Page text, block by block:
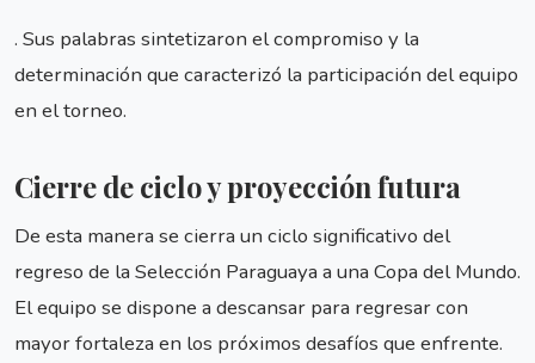
. Sus palabras sintetizaron el compromiso y la
determinación que caracterizó la participación del equipo
en el torneo.
Cierre de ciclo y proyección futura
De esta manera se cierra un ciclo significativo del
regreso de la Selección Paraguaya a una Copa del Mundo.
El equipo se dispone a descansar para regresar con
mayor fortaleza en los próximos desafíos que enfrente.